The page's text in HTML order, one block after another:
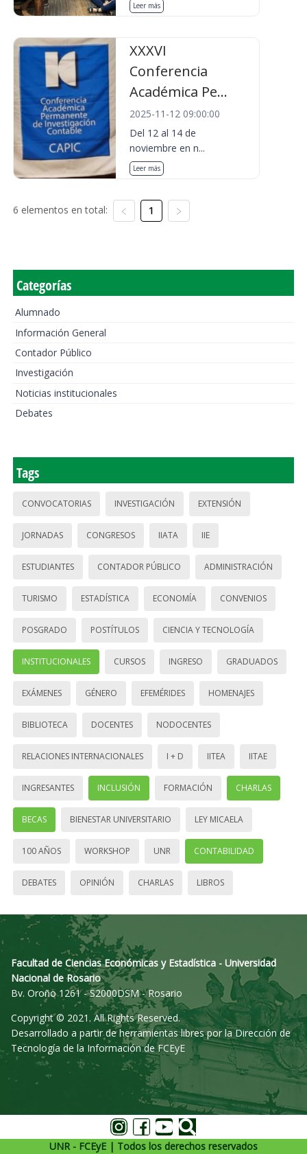
Leer más
XXXVI
Conferencia
Académica Pe...
2025-11-12 09:00:00
Del 12 al 14 de
noviembre en n...
Leer más
6 elementos en total: 1
Categorías
Alumnado
Información General
Contador Público
Investigación
Noticias institucionales
Debates
Tags
CONVOCATORIAS INVESTIGACIÓN EXTENSIÓN
JORNADAS CONGRESOS IIATA IIE
ESTUDIANTES CONTADOR PÚBLICO ADMINISTRACIÓN
TURISMO ESTADÍSTICA ECONOMÍA CONVENIOS
POSGRADO POSTÍTULOS CIENCIA Y TECNOLOGÍA
INSTITUCIONALES CURSOS INGRESO GRADUADOS
EXÁMENES GÉNERO EFEMÉRIDES HOMENAJES
BIBLIOTECA DOCENTES NODOCENTES
RELACIONES INTERNACIONALES I + D IITEA IITAE
INGRESANTES INCLUSIÓN FORMACIÓN CHARLAS
BECAS BIENESTAR UNIVERSITARIO LEY MICAELA
100 AÑOS WORKSHOP UNR CONTABILIDAD
DEBATES OPINIÓN CHARLAS LIBROS
Facultad de Ciencias Económicas y Estadística - Universidad
Nacional de Rosario
Bv. Oroño 1261 - S2000DSM - Rosario
Copyright © 2021. All Rights Reserved.
Desarrollado a partir de herramientas libres por la Dirección de
Tecnología de la Información de FCEyE
UNR - FCEyE | Todos los derechos reservados